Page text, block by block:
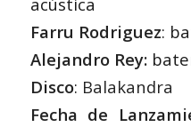
Farru Rodriguez:
Alejandro Rey:
Disco: Balakandra
Fecha de